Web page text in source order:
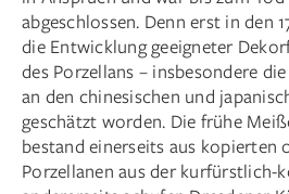
abgeschlossen. Denn erst in den
die Entwicklung geeigneter
des Porzellans – insbesondere
an den chinesischen und
geschätzt worden. Die frühe
bestand einerseits aus kopierten
Porzellanen aus der kurfürstlich-